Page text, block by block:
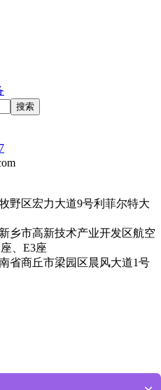
搜索
野区宏力大道9号利菲尔特大
乡市高新技术产业开发区航空
、E3座
省商丘市梁园区晨风大道1号